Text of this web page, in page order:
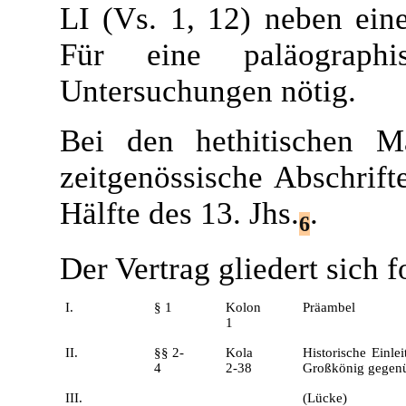
LI (Vs. 1, 12) neben
Für eine
Untersuchungen nötig.
Bei den hethitischen
zeitgenössische
Hälfte des 13. Jhs.6.
Der Vertrag gliedert sich
I. § 1
Kolon
1
Präambel
II.
§§ 2-
4
Kola
2-38
Historische
Großkönig
III. (Lücke)